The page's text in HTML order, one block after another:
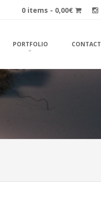
0 items - 0,00€
PORTFOLIO CONTACT